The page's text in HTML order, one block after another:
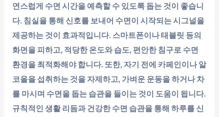
연스럽게 수면 시간을 예측할 수 있도록 돕는 것이 좋습니
다. 침실을 통해 신호를 보내어 수면이 시작되는 시그널을
제공하는 것이 효과적입니다. 스마트폰이나 태블릿 등의
화면을 피하고, 적당한 온도와 습도, 편안한 침구로 수면
환경을 최적화해야 합니다. 또한, 자기 전에 카페인이나 알
코올을 섭취하는 것을 자제하고, 가벼운 운동을 하거나 차
를 마시며 수면을 돕는 습관을 들이는 것이 도움이 됩니다.
규칙적인 생활 리듬과 건강한 수면 습관을 통해 하루를 신